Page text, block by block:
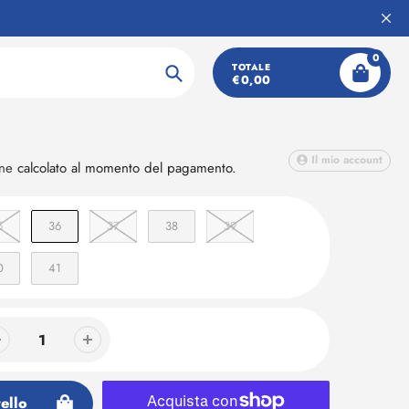
Ricerca
TOTALE
€0,00
0
Il mio account
con tacco
calcolato al momento del pagamento.
36 37 38 39
41